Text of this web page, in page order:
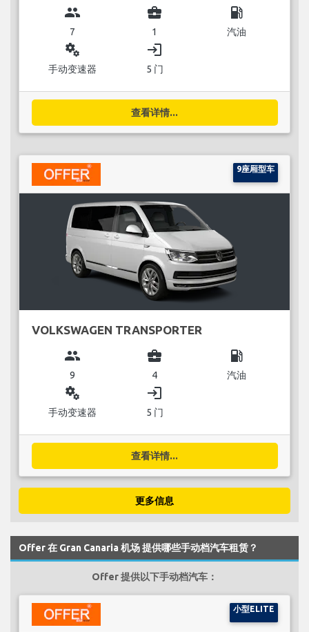
group
7
business_center
1
local_gas_station
汽油
miscellaneous_services
手动变速器
login
5 门
查看详情...
9座厢型车
VOLKSWAGEN TRANSPORTER
group
9
business_center
4
local_gas_station
汽油
miscellaneous_services
手动变速器
login
5 门
查看详情...
更多信息
Offer 在 Gran Canaria 机场 提供哪些手动档汽车租赁？
Offer 提供以下手动档汽车：
小型ELITE